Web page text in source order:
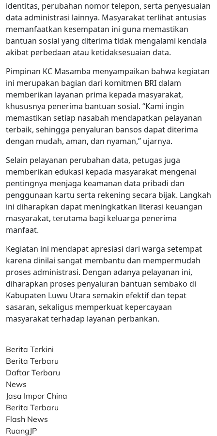
identitas, perubahan nomor telepon, serta penyesuaian
data administrasi lainnya. Masyarakat terlihat antusias
memanfaatkan kesempatan ini guna memastikan
bantuan sosial yang diterima tidak mengalami kendala
akibat perbedaan atau ketidaksesuaian data.
Pimpinan KC Masamba menyampaikan bahwa kegiatan
ini merupakan bagian dari komitmen BRI dalam
memberikan layanan prima kepada masyarakat,
khususnya penerima bantuan sosial. “Kami ingin
memastikan setiap nasabah mendapatkan pelayanan
terbaik, sehingga penyaluran bansos dapat diterima
dengan mudah, aman, dan nyaman,” ujarnya.
Selain pelayanan perubahan data, petugas juga
memberikan edukasi kepada masyarakat mengenai
pentingnya menjaga keamanan data pribadi dan
penggunaan kartu serta rekening secara bijak. Langkah
ini diharapkan dapat meningkatkan literasi keuangan
masyarakat, terutama bagi keluarga penerima
manfaat.
Kegiatan ini mendapat apresiasi dari warga setempat
karena dinilai sangat membantu dan mempermudah
proses administrasi. Dengan adanya pelayanan ini,
diharapkan proses penyaluran bantuan sembako di
Kabupaten Luwu Utara semakin efektif dan tepat
sasaran, sekaligus memperkuat kepercayaan
masyarakat terhadap layanan perbankan.
Berita Terkini
Berita Terbaru
Daftar Terbaru
News
Jasa Impor China
Berita Terbaru
Flash News
RuangJP